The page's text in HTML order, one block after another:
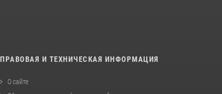
ПРАВОВАЯ И ТЕХНИЧЕСКАЯ ИНФОРМАЦИЯ
О сайте